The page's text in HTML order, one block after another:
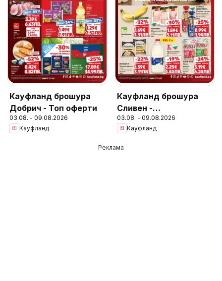
Кауфланд брошура
Добрич - Топ оферти
03.08. - 09.08.2026
Кауфланд
Кауфланд брошура
Сливен -
Предложения за
цялото семейство
03.08. - 09.08.2026
Кауфланд
Реклама